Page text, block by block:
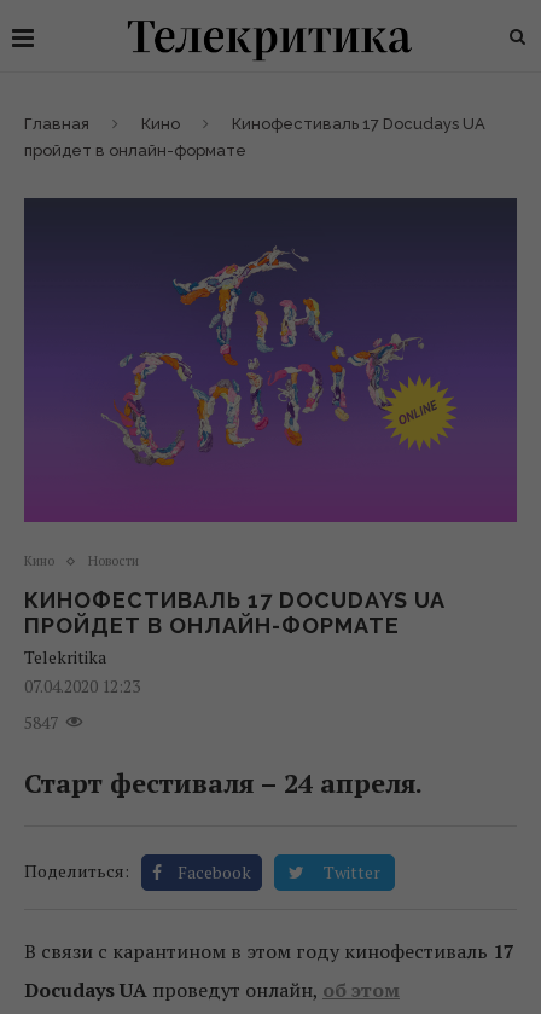
Главная Кино
Кинофестиваль 17 Docudays UA
пройдет в онлайн-формате
Кино Новости
КИНОФЕСТИВАЛЬ 17 DOCUDAYS UA
ПРОЙДЕТ В ОНЛАЙН-ФОРМАТЕ
Telekritika
07.04.2020 12:23
5847
Старт фестиваля – 24 апреля.
Поделиться: Facebook Twitter
В связи с карантином в этом году кинофестиваль 17
Docudays UA проведут онлайн, об этом